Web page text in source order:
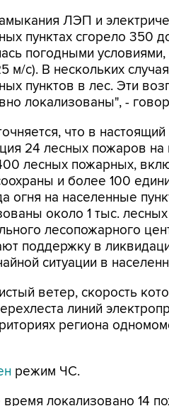
ЛЭП и
пунктах сгорело 350
погодными
м/с). В нескольких
пунктов в лес. Эти
локализованы", -
что в
24 лесных пожаров
лесных пожарных,
и более 100
огня на населенные
около 1 тыс.
лесопожарного
поддержку в
ситуации в
ветер, скорость
линий
региона
режим ЧС.
локализовано 14